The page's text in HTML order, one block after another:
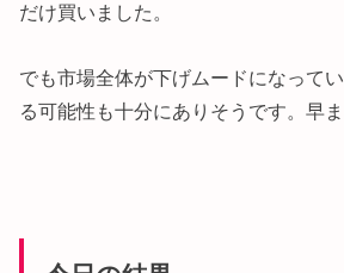
だけ買いました。
でも市場全体が下げムードになって
る可能性も十分にありそうです。早ま